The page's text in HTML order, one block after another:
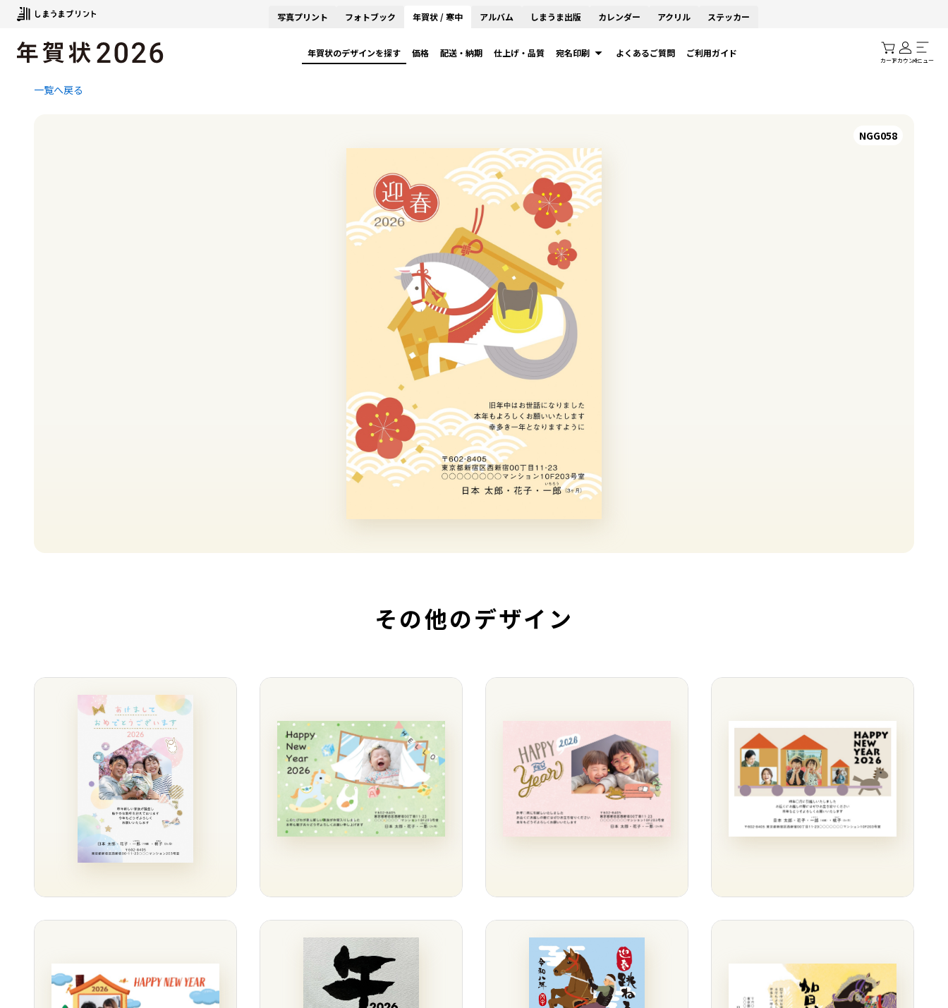
写真プリント フォトブック 年賀状 / 寒中 アルバム しまうま出版 カレンダー アクリル ステッカー
年賀状のデザインを探す 価格 配送・納期 仕上げ・品質 宛名印刷 よくあるご質問 ご利用ガイド
カートアカウントメニュー
一覧へ戻る
NGG058
その他のデザイン